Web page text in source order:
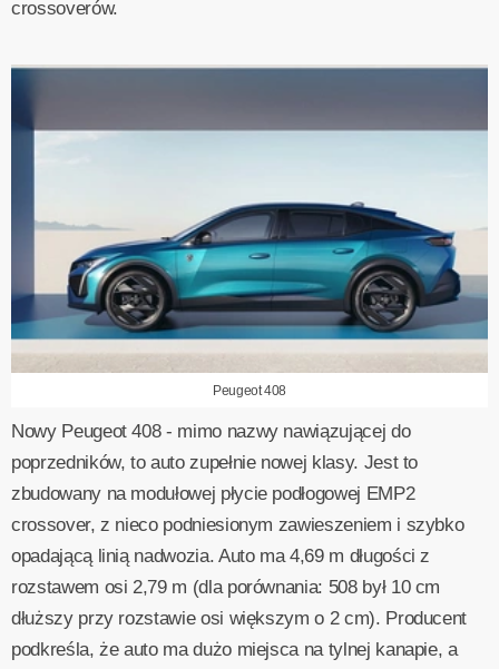
crossoverów.
Peugeot 408
Nowy Peugeot 408 - mimo nazwy nawiązującej do
poprzedników, to auto zupełnie nowej klasy. Jest to
zbudowany na modułowej płycie podłogowej EMP2
crossover, z nieco podniesionym zawieszeniem i szybko
opadającą linią nadwozia. Auto ma 4,69 m długości z
rozstawem osi 2,79 m (dla porównania: 508 był 10 cm
dłuższy przy rozstawie osi większym o 2 cm). Producent
podkreśla, że auto ma dużo miejsca na tylnej kanapie, a